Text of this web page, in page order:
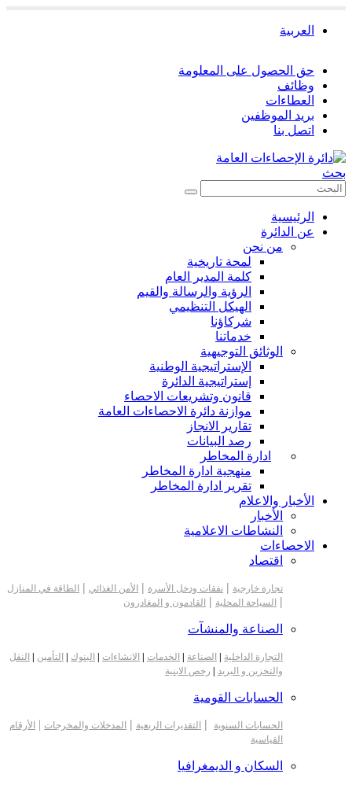
العربية
حق الحصول على المعلومة
وظائف
العطاءات
بريد الموظفين
اتصل بنا
بحث
الرئيسية
عن الدائرة
من نحن
لمحة تاريخية
كلمة المدير العام
الرؤية والرسالة والقيم
الهيكل التنظيمي
شركاؤنا
خدماتنا
الوثائق التوجيهية
الإستراتيجية الوطنية
إستراتيجية الدائرة
قانون وتشريعات الاحصاء
موازنة دائرة الاحصاءات العامة
تقارير الانجاز
رصد البيانات
ادارة المخاطر
منهجية ادارة المخاطر
تقرير ادارة المخاطر
الأخبار والاعلام
الأخبار
النشاطات الاعلامية
الاحصاءات
اقتصاد
تجارة خارجية | نفقات ودخل الأسرة | الأمن الغذائي | الطاقة في المنازل
| السياحة المحلية | القادمون و المغادرون
الصناعة والمنشآت
التجارة الداخلية الصناعة الخدمات الانشاءات البنوك التأمين
النقل
والتخزين و البريد
رخص الابنية
الحسابات القومية
الحسابات السنوية | التقديرات الربعية | المدخلات والمخرجات |
الأرقام
القياسية
السكان و الديمغرافيا